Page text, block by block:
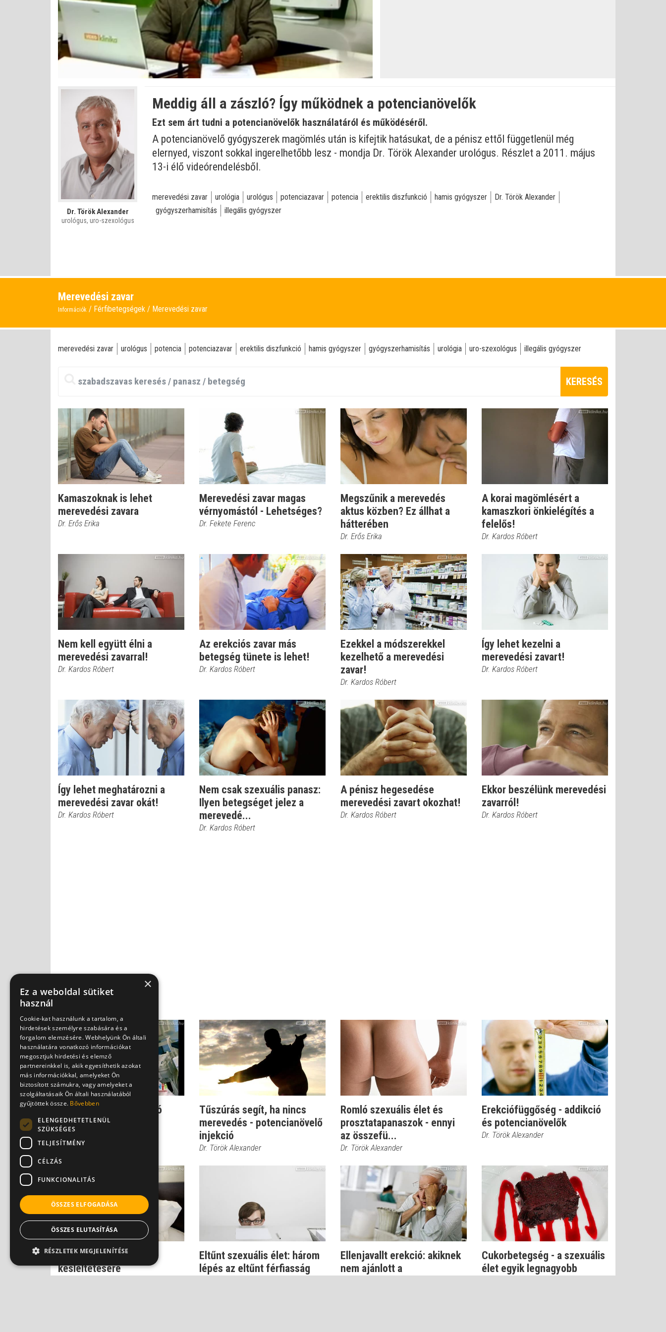
Betöltve:
Dr. Török Alexander
urológus, uro-szexológus
Meddig áll a zászló? Így működnek a potencianövelők
Ezt sem árt tudni a potencianövelők használatáról és működéséről.
A potencianövelő gyógyszerek magömlés után is kifejtik hatásukat, de a pénisz ettől függetlenül még
elernyed, viszont sokkal ingerelhetőbb lesz - mondja Dr. Török Alexander urológus. Részlet a 2011. május
13-i élő videórendelésből.
merevedési zavar urológia urológus potenciazavar potencia erektilis diszfunkció hamis gyógyszer
Dr. Török Alexander
gyógyszerhamisítás
illegális gyógyszer
Merevedési zavar
Információk Férfibetegségek Merevedési zavar
merevedési zavar urológus potencia potenciazavar erektilis diszfunkció hamis gyógyszer gyógyszerhamisítás urológia uro-szexológus illegális gyógyszer
KERESÉS
Kamaszoknak is lehet
merevedési zavara
Dr. Erős Erika
Merevedési zavar magas
vérnyomástól - Lehetséges?
Dr. Fekete Ferenc
Megszűnik a merevedés
aktus közben? Ez állhat a
hátterében
Dr. Erős Erika
A korai magömlésért a
kamaszkori önkielégítés a
felelős!
Dr. Kardos Róbert
Nem kell együtt élni a
merevedési zavarral!
Dr. Kardos Róbert
Az erekciós zavar más
betegség tünete is lehet!
Dr. Kardos Róbert
Ezekkel a módszerekkel
kezelhető a merevedési
zavar!
Dr. Kardos Róbert
Így lehet kezelni a
merevedési zavart!
Dr. Kardos Róbert
Így lehet meghatározni a
merevedési zavar okát!
Dr. Kardos Róbert
Nem csak szexuális panasz:
Ilyen betegséget jelez a
merevedé...
Dr. Kardos Róbert
A pénisz hegesedése
merevedési zavart okozhat!
Dr. Kardos Róbert
Ekkor beszélünk merevedési
zavarról!
Dr. Kardos Róbert
EgészségŐr - Hervasztó
férfibajok
Tűszúrás segít, ha nincs
merevedés - potencianövelő
injekció
Dr. Török Alexander
Romló szexuális élet és
prosztatapanaszok - ennyi
az összefü...
Dr. Török Alexander
Erekciófüggőség - addikció
és potencianövelők
Dr. Török Alexander
Praktikák a magömlés
késleltetésére
Eltűnt szexuális élet: három
lépés az eltűnt férfiasság
Ellenjavallt erekció: akiknek
nem ajánlott a
Cukorbetegség - a szexuális
élet egyik legnagyobb
×
Ez a weboldal sütiket
használ
Cookie-kat használunk a tartalom, a
hirdetések személyre szabására és a
forgalom elemzésére. Webhelyünk Ön általi
használatára vonatkozó információkat
megosztjuk hirdetési és elemző
partnereinkkel is, akik egyesíthetik azokat
más információkkal, amelyeket Ön
biztosított számukra, vagy amelyeket a
szolgáltatásaik Ön általi használatából
gyűjtöttek össze. Bővebben
ELENGEDHETETLENÜL
SZÜKSÉGES
TELJESÍTMÉNY
CÉLZÁS
FUNKCIONALITÁS
ÖSSZES ELFOGADÁSA
ÖSSZES ELUTASÍTÁSA
RÉSZLETEK MEGJELENÍTÉSE